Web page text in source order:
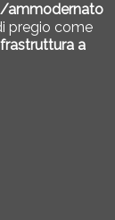
ammodernato
pregio come
a